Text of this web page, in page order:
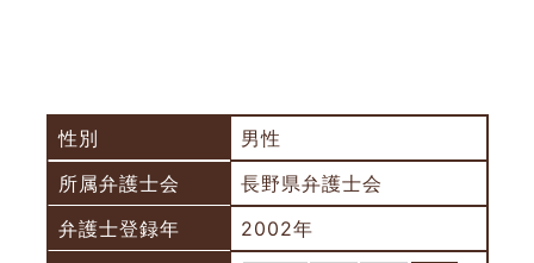
性別
男性
所属弁護士会
長野県弁護士会
弁護士登録年
2002年